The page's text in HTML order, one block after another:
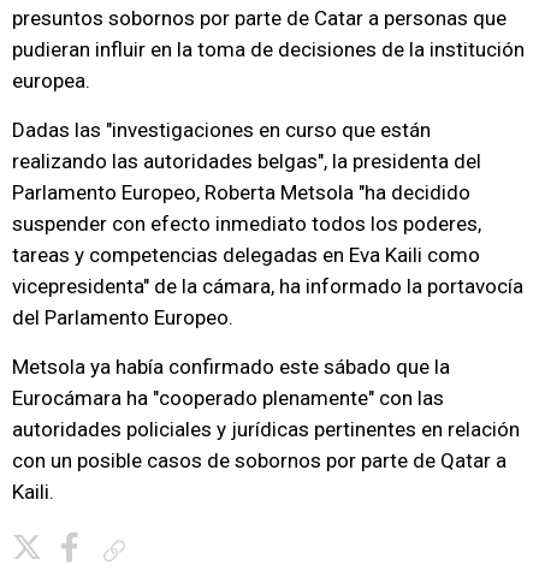
presuntos sobornos por parte de Catar a personas que
pudieran influir en la toma de decisiones de la institución
europea.
Dadas las "investigaciones en curso que están
realizando las autoridades belgas", la presidenta del
Parlamento Europeo, Roberta Metsola "ha decidido
suspender con efecto inmediato todos los poderes,
tareas y competencias delegadas en Eva Kaili como
vicepresidenta" de la cámara, ha informado la portavocía
del Parlamento Europeo.
Metsola ya había confirmado este sábado que la
Eurocámara ha "cooperado plenamente" con las
autoridades policiales y jurídicas pertinentes en relación
con un posible casos de sobornos por parte de Qatar a
Kaili.